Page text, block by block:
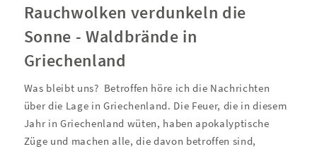
Rauchwolken verdunkeln die
Sonne - Waldbrände in
Griechenland
Was bleibt uns? Betroffen höre ich die Nachrichten
über die Lage in Griechenland. Die Feuer, die in diesem
Jahr in Griechenland wüten, haben apokalyptische
Züge und machen alle, die davon betroffen sind,